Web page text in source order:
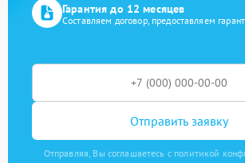
Гарантия до 12 месяцев
Составляем договор, предоставляем
Отправить заявку
Отправляя, Вы соглашаетесь с политикой